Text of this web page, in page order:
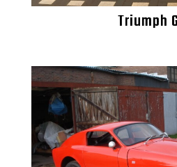
Triumph